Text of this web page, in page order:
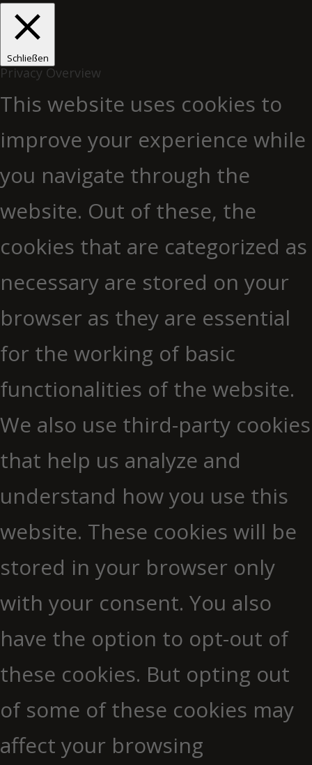
Schließen
Privacy Overview
This website uses cookies to
improve your experience while
you navigate through the
website. Out of these, the
cookies that are categorized as
necessary are stored on your
browser as they are essential
for the working of basic
functionalities of the website.
We also use third-party cookies
that help us analyze and
understand how you use this
website. These cookies will be
stored in your browser only
with your consent. You also
have the option to opt-out of
these cookies. But opting out
of some of these cookies may
affect your browsing